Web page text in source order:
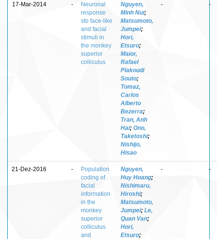
17-Mar-2014 -
Neuronal
response
sto face-like
and facial
stimuli in
the monkey
superior
colliculus
Nguyen,
Minh Nui;
Matsumoto,
Jumpei;
Hori,
Etsuro;
Maior,
Rafael
Plakoudi
Souto;
Tomaz,
Carlos
Alberto
Bezerra;
Tran, Anh
Hai; Ono,
Taketoshi;
Nishijo,
Hisao
- -
21-Dez-2016 -
Population
coding of
facial
information
in the
monkey
superior
colliculus
and
Nguyen,
Huy Hoang;
Nishimaru,
Hiroshi;
Matsumoto,
Jumpei; Le,
Quan Van;
Hori,
Etsuro;
- -